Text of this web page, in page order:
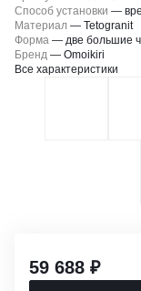
Способ установки —
Материал — Tetogranit
Форма — две большие
Бренд — Omoikiri
Все характеристики
59 688 ₽